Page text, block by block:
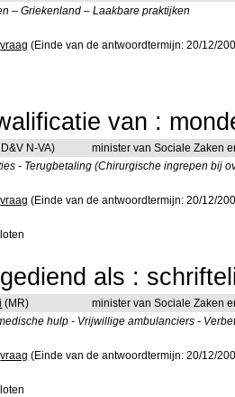
– Griekenland – Laakbare praktijken
vraag (Einde van de antwoordtermijn: 20/12/
van :
N-VA)
minister van Sociale Zaken
- Terugbetaling (Chirurgische ingrepen bij
vraag (Einde van de antwoordtermijn: 20/12/
als :
(MR)
minister van Sociale Zaken
hulp - Vrijwillige ambulanciers -
vraag (Einde van de antwoordtermijn: 20/12/